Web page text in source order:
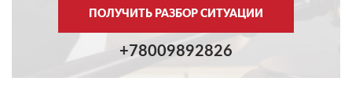
ПОЛУЧИТЬ РАЗБОР СИТУАЦИИ
+78009892826